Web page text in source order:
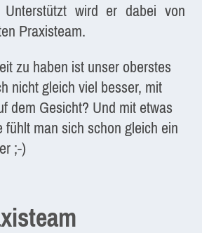
Unterstützt wird er dabei von
Praxisteam.
zu haben ist unser oberstes
nicht gleich viel besser, mit
dem Gesicht? Und mit etwas
fühlt man sich schon gleich ein
;-)